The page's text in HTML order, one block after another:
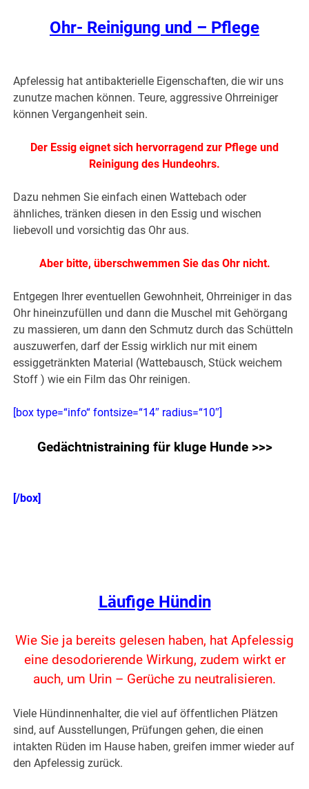
Ohr- Reinigung und – Pflege
Apfelessig hat antibakterielle Eigenschaften, die wir uns
zunutze machen können. Teure, aggressive Ohrreiniger
können Vergangenheit sein.
Der Essig eignet sich hervorragend zur Pflege und
Reinigung des Hundeohrs.
Dazu nehmen Sie einfach einen Wattebach oder
ähnliches, tränken diesen in den Essig und wischen
liebevoll und vorsichtig das Ohr aus.
Aber bitte, überschwemmen Sie das Ohr nicht.
Entgegen Ihrer eventuellen Gewohnheit, Ohrreiniger in das
Ohr hineinzufüllen und dann die Muschel mit Gehörgang
zu massieren, um dann den Schmutz durch das Schütteln
auszuwerfen, darf der Essig wirklich nur mit einem
essiggetränkten Material (Wattebausch, Stück weichem
Stoff ) wie ein Film das Ohr reinigen.
[box type=“info“ fontsize=“14″ radius=“10″]
Gedächtnistraining für kluge Hunde >>>
[/box]
Läufige Hündin
Wie Sie ja bereits gelesen haben, hat Apfelessig
eine desodorierende Wirkung, zudem wirkt er
auch, um Urin – Gerüche zu neutralisieren.
Viele Hündinnenhalter, die viel auf öffentlichen Plätzen
sind, auf Ausstellungen, Prüfungen gehen, die einen
intakten Rüden im Hause haben, greifen immer wieder auf
den Apfelessig zurück.